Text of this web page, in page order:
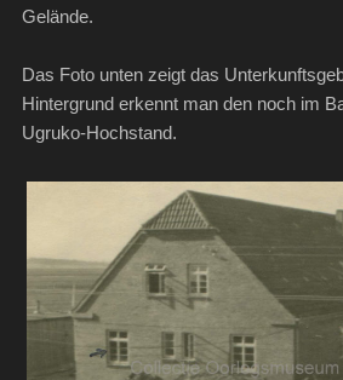
Gelände.
Das Foto unten zeigt das
Hintergrund erkennt man den noch im
Ugruko-Hochstand.